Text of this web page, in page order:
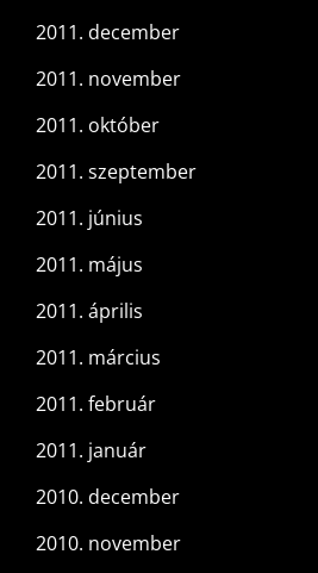
2011. december
2011. november
2011. október
2011. szeptember
2011. június
2011. május
2011. április
2011. március
2011. február
2011. január
2010. december
2010. november